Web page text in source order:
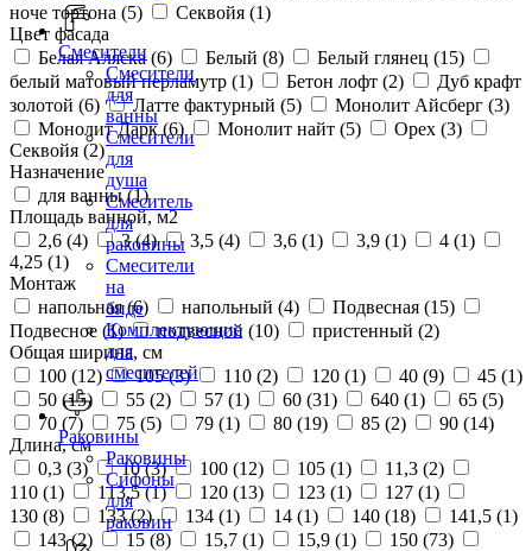
Смесители
Смесители
для
ванны
Смесители
для
душа
Смеситель
для
раковины
Смесители
на
биде
Комплектующие
для
смесителей
Раковины
Раковины
Сифоны
для
раковин
ноче тортона (5) Секвойя (1)
Цвет фасада
Белая Аляска (6) Белый (8) Белый глянец (15)
белый матовый перламутр (1) Бетон лофт (2)
Дуб крафт
золотой (6) Латте фактурный (5) Монолит Айсберг (3)
Монолит Дарк (6) Монолит найт (5) Орех (3)
Секвойя (2)
Назначение
для ванны (1)
Площадь ванной, м2
2,6 (4) 3 (4) 3,5 (4) 3,6 (1) 3,9 (1) 4 (1)
4,25 (1)
Монтаж
напольная (6) напольный (4) Подвесная (15)
Подвесное (1) подвесной (10) пристенный (2)
Общая ширина, см
100 (12) 105 (3) 110 (2) 120 (1) 40 (9) 45 (1)
50 (15) 55 (2) 57 (1) 60 (31) 640 (1) 65 (5)
70 (7) 75 (5) 79 (1) 80 (19) 85 (2) 90 (14)
Длина, см
0,3 (3) 10 (3) 100 (12) 105 (1) 11,3 (2)
110 (1) 113,5 (1) 120 (13) 123 (1) 127 (1)
130 (8) 133 (2) 134 (1) 14 (1) 140 (18) 141,5 (1)
143 (2) 15 (8) 15,7 (1) 15,9 (1) 150 (73)